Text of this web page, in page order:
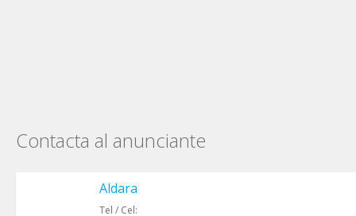
Contacta al anunciante
Aldara
Tel / Cel: